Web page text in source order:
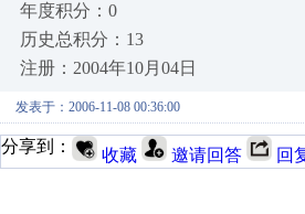
年度积分：0
历史总积分：13
注册：2004年10月04日
发表于：2006-11-08 00:36:00
分享到： 收藏 邀请回答 回